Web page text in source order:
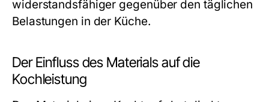
widerstandsfähiger gegenüber den täglichen
Belastungen in der Küche.
Der Einfluss des Materials auf die
Kochleistung